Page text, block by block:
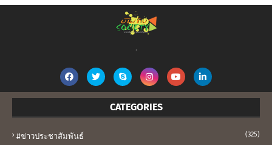
.
CATEGORIES
#ข่าวประชาสัมพันธ์ (325)